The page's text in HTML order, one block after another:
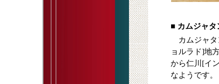
■ カムジャ
カムジャタ
ョルラド]地
から仁川[イ
なようです。